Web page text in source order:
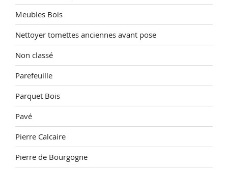
Meubles Bois
Nettoyer tomettes anciennes avant pose
Non classé
Parefeuille
Parquet Bois
Pavé
Pierre Calcaire
Pierre de Bourgogne